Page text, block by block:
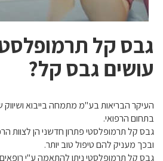
גבס קל
עושים גבס קל?
העיקר הבריאות בע"מ מתמחה בייבוא ושיווק
בתחום הרפואי.
גבס קל תרמופלסטי פתרון חדשני הן לצוות
ובכך מעניק להם טיפול טוב יותר.
גבס קל תרמופלסטי ניתן להתאמה ע"י